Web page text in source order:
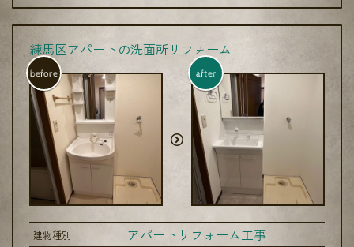
練馬区アパートの洗面所リフォーム
before after
建物種別 アパートリフォーム工事